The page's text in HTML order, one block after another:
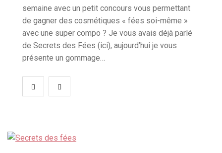
semaine avec un petit concours vous permettant
de gagner des cosmétiques « fées soi-même »
avec une super compo ? Je vous avais déjà parlé
de Secrets des Fées (ici), aujourd’hui je vous
présente un gommage…